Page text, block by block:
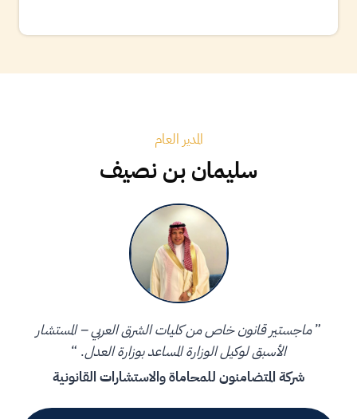
t
المدير العام
سليمان بن نصيف
”ماجستير قانون خاص من كليات الشرق العربي – المستشار
الأسبق لوكيل الوزارة المساعد بوزارة العدل. “
شركة المتضامنون للمحاماة والاستشارات القانونية